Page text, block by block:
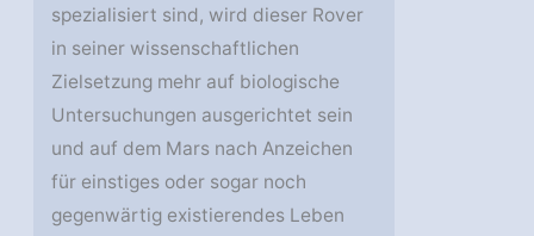
spezialisiert sind, wird dieser Rover
in seiner wissenschaftlichen
Zielsetzung mehr auf biologische
Untersuchungen ausgerichtet sein
und auf dem Mars nach Anzeichen
für einstiges oder sogar noch
gegenwärtig existierendes Leben